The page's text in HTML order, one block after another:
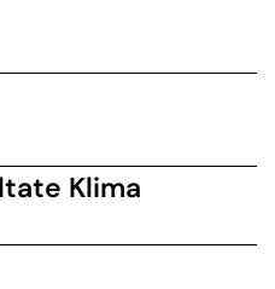
Klima